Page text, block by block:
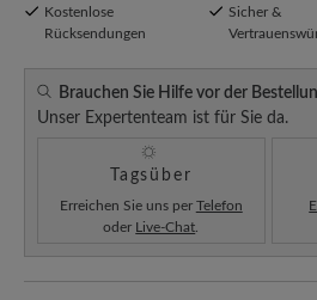
Kostenlose
Rücksendungen
Sicher &
Brauchen Sie Hilfe vor der
Unser Expertenteam ist für Sie da.
Tagsüber
Erreichen Sie uns per Telefon
oder Live-Chat